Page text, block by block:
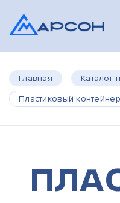
Главная Каталог
Пластиковый